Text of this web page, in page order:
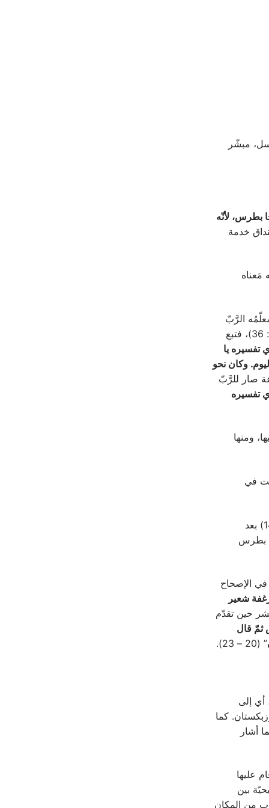
مبشّر
بطرس، لأنّه
خدمة
يوم نظر فيه معلّمُه الرَّبّ
” (يوحنّا 1: 36)، فتبع
تفسيره يا
وكان نحو
صار للرَّبّ
تفسيره
ومنها
16)، وكان له بيت في
ورد اسمه ثانيًا في لائحة الرّسل، في كلّ من إنجيلَي متّى (10: 2) ولوقا (6: 14) بعد
مرقص (3: 16) وأعمال الرّسل (1: 13) بعد بطرس
الإصحاح
شعير
حين تقدّم
ثمّ قال
” (20 – 23).
أي إلى
كما
أشار
عليها
بين
من المكان